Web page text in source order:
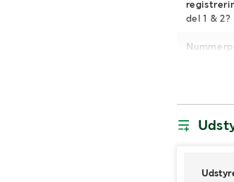
del 1 & 2?
Mål